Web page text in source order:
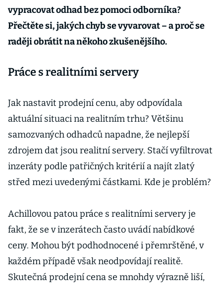
vypracovat odhad bez pomoci odborníka?
Přečtěte si, jakých chyb se vyvarovat – a proč se
raději obrátit na někoho zkušenějšího.
Práce s realitními servery
Jak nastavit prodejní cenu, aby odpovídala
aktuální situaci na realitním trhu? Většinu
samozvaných odhadců napadne, že nejlepší
zdrojem dat jsou realitní servery. Stačí vyfiltrovat
inzeráty podle patřičných kritérií a najít zlatý
střed mezi uvedenými částkami. Kde je problém?
Achillovou patou práce s realitními servery je
fakt, že se v inzerátech často uvádí nabídkové
ceny. Mohou být podhodnocené i přemrštěné, v
každém případě však neodpovídají realitě.
Skutečná prodejní cena se mnohdy výrazně liší,